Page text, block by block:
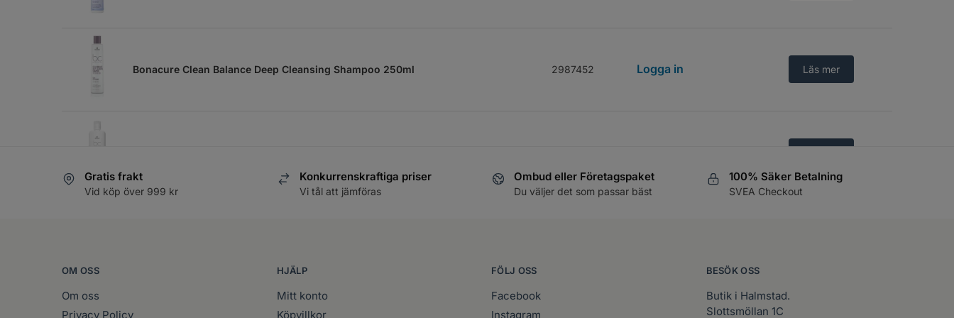
Bonacure Clean Balance Deep Cleansing Shampoo 250ml 2987452 Logga in Läs mer
Gratis frakt
Vid köp över 999 kr
Konkurrenskraftiga priser
Vi tål att jämföras
Ombud eller Företagspaket
Du väljer det som passar bäst
100% Säker Betalning
SVEA Checkout
OM OSS
Om oss
Privacy Policy
HJÄLP
Mitt konto
Köpvillkor
FÖLJ OSS
Facebook
Instagram
BESÖK OSS
Butik i Halmstad.
Slottsmöllan 1C